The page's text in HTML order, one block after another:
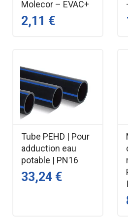
Molecor – EVAC+
2,11 €
Tube PEHD | Pour
adduction eau
potable | PN16
33,24 €